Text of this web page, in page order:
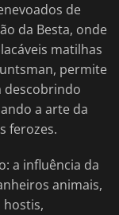
de
da Besta, onde
matilhas
permite
descobrindo
a arte da
ferozes.
a influência da
animais,